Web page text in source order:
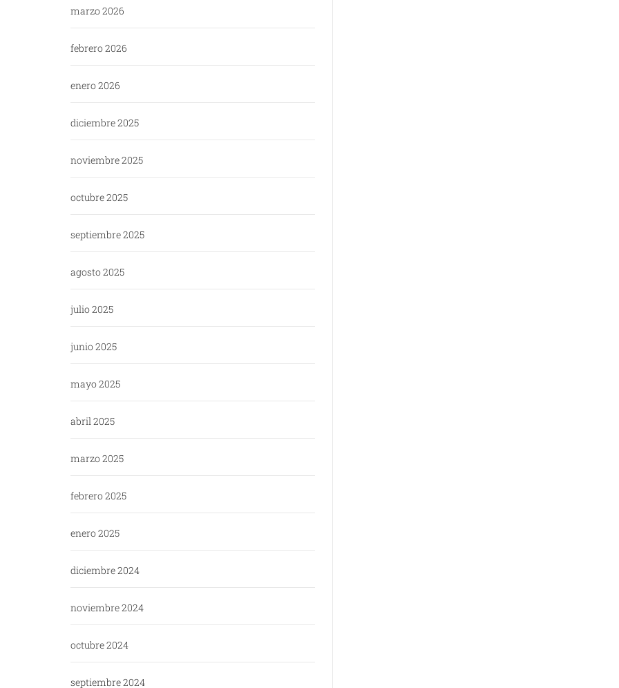
marzo 2026
febrero 2026
enero 2026
diciembre 2025
noviembre 2025
octubre 2025
septiembre 2025
agosto 2025
julio 2025
junio 2025
mayo 2025
abril 2025
marzo 2025
febrero 2025
enero 2025
diciembre 2024
noviembre 2024
octubre 2024
septiembre 2024